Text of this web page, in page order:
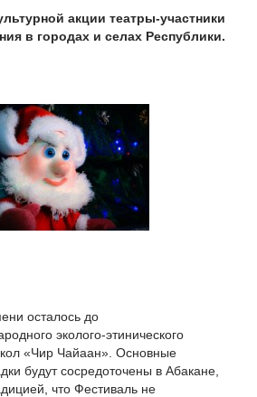
акции театры-участники
в городах и селах Республики.
осталось до
эколого-этинического
«Чир Чайаан». Основные
будут сосредоточены в Абакане,
что Фестиваль не